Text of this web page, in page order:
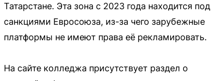
Татарстане. Эта зона с 2023 года находится под
санкциями Евросоюза, из-за чего зарубежные
платформы не имеют права её рекламировать.
На сайте колледжа присутствует раздел о